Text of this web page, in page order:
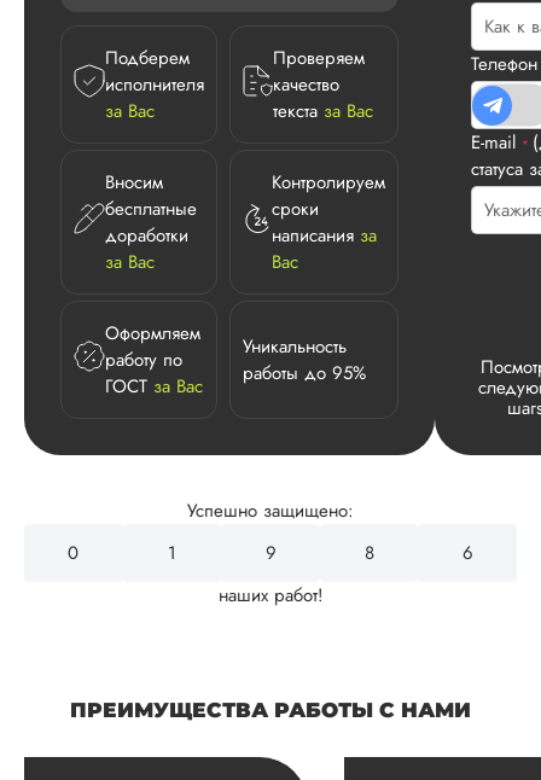
Подберем
исполнителя
за Вас
Проверяем
качество
текста за Вас
Вносим
бесплатные
доработки
за Вас
Контролируем
сроки
написания за
Вас
Оформляем
работу по
ГОСТ за Вас
Уникальность
работы до 95%
E-mail *
статуса
Успешно защищено:
2
3
4
2
0
наших работ!
ПРЕИМУЩЕСТВА РАБОТЫ С НАМИ